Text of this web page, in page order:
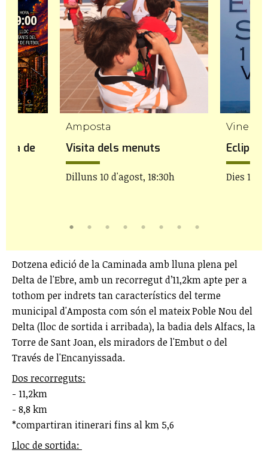
de
Amposta
Visita dels menuts
Dilluns 10 d'agost, 18:30h
Vinebre
Eclipsi
Dies 11 i
Dotzena edició de la Caminada amb lluna plena pel
Delta de l'Ebre, amb un recorregut d’11,2km apte per a
tothom per indrets tan característics del terme
municipal d'Amposta com són el mateix Poble Nou del
Delta (lloc de sortida i arribada), la badia dels Alfacs, la
Torre de Sant Joan, els miradors de l'Embut o del
Través de l'Encanyissada.
Dos recorreguts:
- 11,2km
- 8,8 km
*compartiran itinerari fins al km 5,6
Lloc de sortida: